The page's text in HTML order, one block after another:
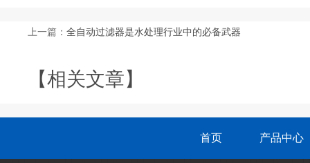
上一篇： 全自动过滤器是水处理行业中的必备武器
【相关文章】
首页 产品中心